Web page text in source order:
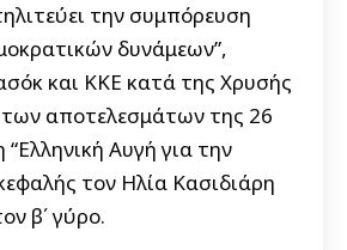
την συμπόρευση
δυνάμεων”,
και ΚΚΕ κατά της Χρυσής
των αποτελεσμάτων της 26
Αυγή για την
τον Ηλία Κασιδιάρη
β΄ γύρο.